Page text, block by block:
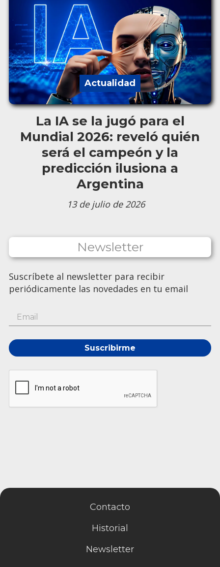
La IA se la jugó para el
Mundial 2026: reveló quién
será el campeón y la
predicción ilusiona a
Argentina
Actualidad
13 de julio de 2026
Newsletter
Suscríbete al newsletter para recibir
periódicamente las novedades en tu email
Suscribirme
Contacto
Historial
Newsletter